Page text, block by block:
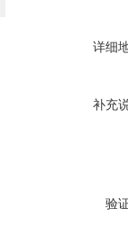
详细
补充
验